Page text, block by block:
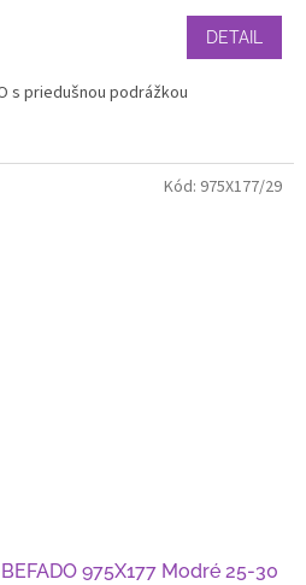
DETAIL
s priedušnou podrážkou
975X177 Modré 25-30
Kód: 975X177/29